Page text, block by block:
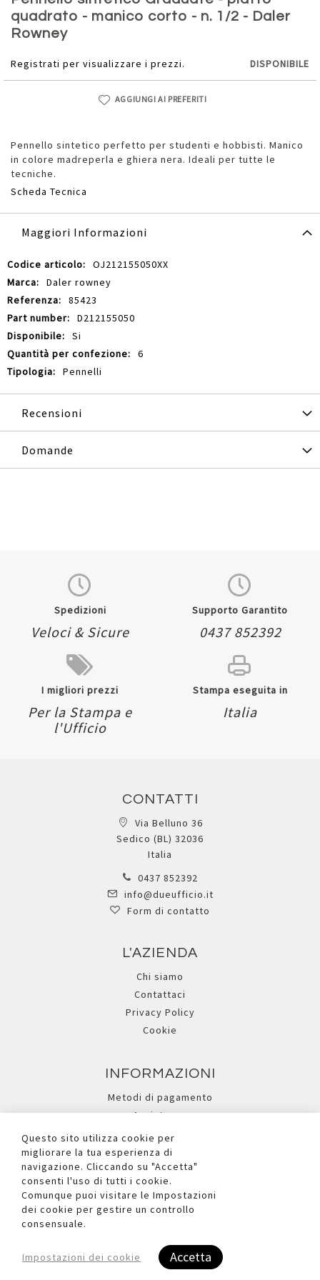
quadrato - manico corto - n. 1/2 - Daler
Rowney
Registrati per visualizzare i prezzi. DISPONIBILE
AGGIUNGI AI PREFERITI
Pennello sintetico perfetto per studenti e hobbisti. Manico
in colore madreperla e ghiera nera. Ideali per tutte le
tecniche.
Scheda Tecnica
della
galleria
di
Maggiori Informazioni
Maggiori
Informazioni
OJ212155050XX
Daler rowney
85423
D212155050
Si
6
Pennelli
Recensioni
Domande
Spedizioni
Veloci & Sicure
Supporto Garantito
0437 852392
I migliori prezzi
Per la Stampa e
l'Ufficio
Stampa eseguita in
Italia
CONTATTI
Via Belluno 36
Sedico (BL) 32036
Italia
0437 852392
info@dueufficio.it
Form di contatto
L'AZIENDA
Chi siamo
Contattaci
Privacy Policy
Cookie
INFORMAZIONI
Metodi di pagamento
Assistenza
Ricerca avanzata
I NOSTRI SOCIAL
Questo sito utilizza cookie per
migliorare la tua esperienza di
navigazione. Cliccando su "Accetta"
consenti l'uso di tutti i cookie.
Comunque puoi visitare le Impostazioni
dei cookie per gestire un controllo
consensuale.
Impostazioni dei cookie Accetta
Copyright © 2026 Due Ufficio S.r.l. - P.iva e C.F. Reg.Imp. BL n°